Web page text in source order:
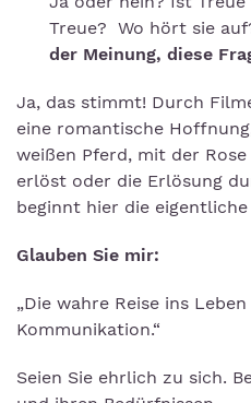
Treue? Wo hört sie
der Meinung, diese
Ja, das stimmt! Durch
eine romantische
weißen Pferd, mit der
erlöst oder die Erlösung
beginnt hier die
Glauben Sie mir:
„Die wahre Reise ins
Kommunikation.“
Seien Sie ehrlich zu sich.